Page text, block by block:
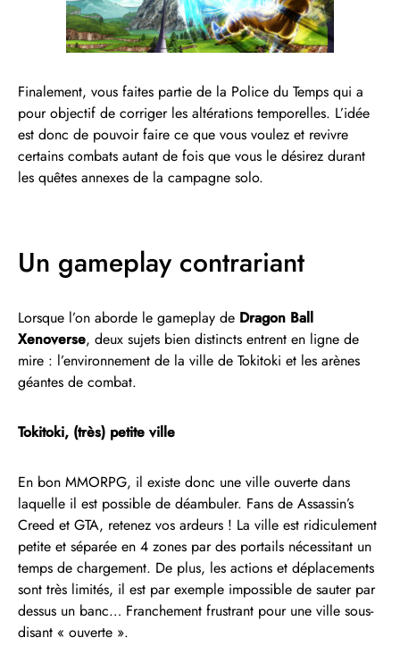
Finalement, vous faites partie de la Police du Temps qui a
pour objectif de corriger les altérations temporelles. L’idée
est donc de pouvoir faire ce que vous voulez et revivre
certains combats autant de fois que vous le désirez durant
les quêtes annexes de la campagne solo.
Un gameplay contrariant
Lorsque l’on aborde le gameplay de Dragon Ball
Xenoverse, deux sujets bien distincts entrent en ligne de
mire : l’environnement de la ville de Tokitoki et les arènes
géantes de combat.
Tokitoki, (très) petite ville
En bon MMORPG, il existe donc une ville ouverte dans
laquelle il est possible de déambuler. Fans de Assassin’s
Creed et GTA, retenez vos ardeurs ! La ville est ridiculement
petite et séparée en 4 zones par des portails nécessitant un
temps de chargement. De plus, les actions et déplacements
sont très limités, il est par exemple impossible de sauter par
dessus un banc… Franchement frustrant pour une ville sous-
disant « ouverte ».